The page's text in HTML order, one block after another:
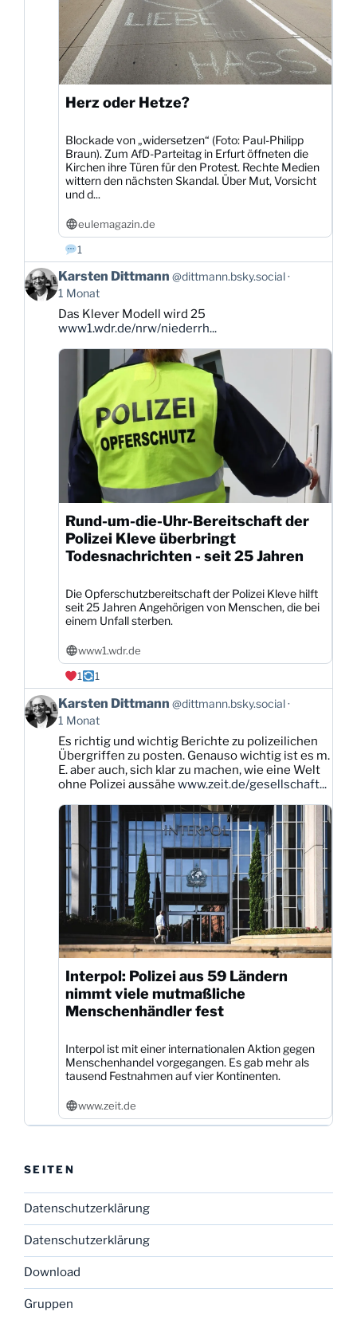
Herz oder Hetze?
Blockade von „widersetzen“ (Foto: Paul-Philipp
Braun). Zum AfD-Parteitag in Erfurt öffneten die
Kirchen ihre Türen für den Protest. Rechte Medien
wittern den nächsten Skandal. Über Mut, Vorsicht
und d...
eulemagazin.de
1
Beitrag
von
Karsten
Dittmann
Bluesky
Karsten Dittmann @dittmann.bsky.social
1 Monat
Das Klever Modell wird 25
www1.wdr.de/nrw/niederrh...
Rund-um-die-Uhr-Bereitschaft der
Polizei Kleve überbringt
Todesnachrichten - seit 25 Jahren
Die Opferschutzbereitschaft der Polizei Kleve hilft
seit 25 Jahren Angehörigen von Menschen, die bei
einem Unfall sterben.
www1.wdr.de
1
1
Beitrag
von
Karsten
Dittmann
Bluesky
ansehen
Karsten Dittmann @dittmann.bsky.social
1 Monat
Es richtig und wichtig Berichte zu polizeilichen
Übergriffen zu posten. Genauso wichtig ist es m.
E. aber auch, sich klar zu machen, wie eine Welt
ohne Polizei aussähe www.zeit.de/gesellschaft...
Interpol: Polizei aus 59 Ländern
nimmt viele mutmaßliche
Menschenhändler fest
Interpol ist mit einer internationalen Aktion gegen
Menschenhandel vorgegangen. Es gab mehr als
tausend Festnahmen auf vier Kontinenten.
www.zeit.de
SEITEN
Datenschutzerklärung
Datenschutzerklärung
Download
Gruppen